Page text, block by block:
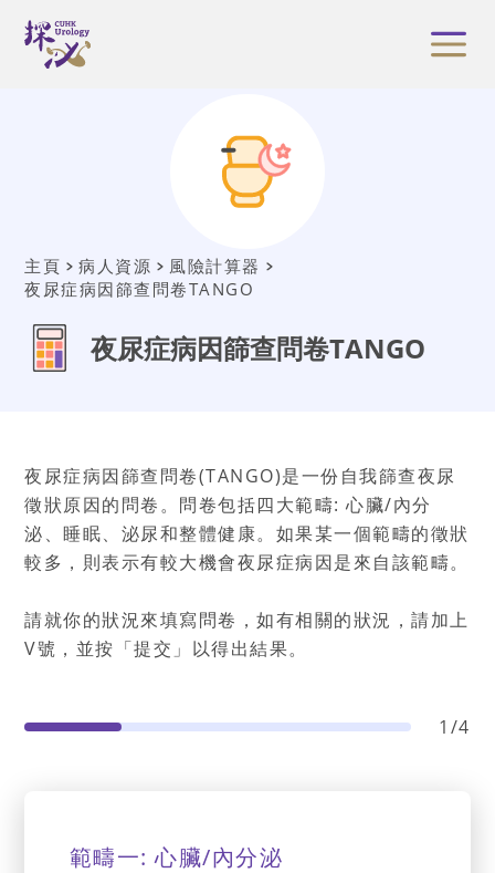
主頁 病人資源
風險計算器
夜尿症病因篩查問卷TANGO
夜尿症病因篩查問卷TANGO
夜尿症病因篩查問卷(TANGO)是一份自我篩查夜尿
徵狀原因的問卷。問卷包括四大範疇:心臟/內分
泌、睡眠、泌尿和整體健康。如果某一個範疇的徵狀
較多，則表示有較大機會夜尿症病因是來自該範疇。
請就你的狀況來填寫問卷，如有相關的狀況，請加上
V號，並按「提交」以得出結果。
1 /4
範疇一: 心臟/內分泌